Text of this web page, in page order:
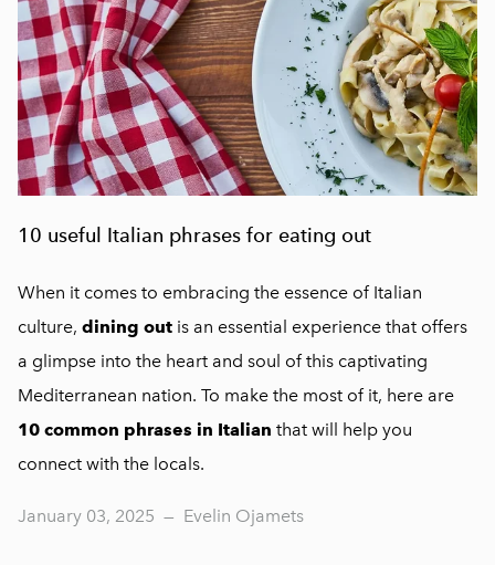
10 useful Italian phrases for eating out
When it comes to embracing the essence of Italian
culture, dining out is an essential experience that offers
a glimpse into the heart and soul of this captivating
Mediterranean nation. To make the most of it, here are
10 common phrases in Italian that will help you
connect with the locals.
January 03, 2025 — Evelin Ojamets